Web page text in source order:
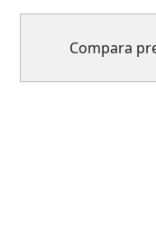
Compara